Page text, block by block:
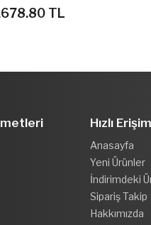
TL
Hızlı Erişim
Anasayfa
Yeni Ürünler
İndirimdeki
Sipariş Takip
Hakkımızda